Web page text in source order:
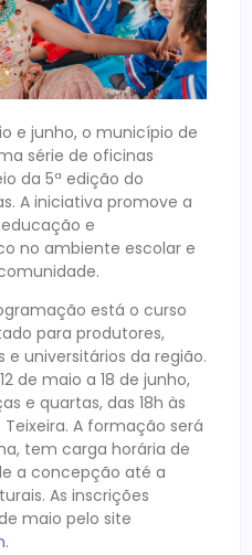
e junho, o município de
série de oficinas
da 5ª edição do
A iniciativa promove a
e
no ambiente escolar e
está o curso
para produtores,
universitários da região.
de maio a 18 de junho,
e quartas, das 18h às
Teixeira. A formação será
tem carga horária de
a concepção até a
As inscrições
maio pelo site
.